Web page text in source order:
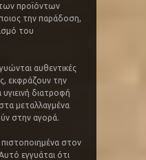
προϊόντων
την παράδοση,
του
αυθεντικές
εκφράζουν την
διατροφή
μεταλλαγμένα
στην αγορά.
πιστοποιημένα στον
Αυτό εγγυάται ότι